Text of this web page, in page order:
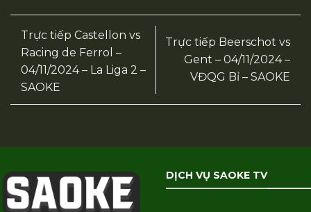
Trực tiếp Castellon vs
Racing de Ferrol –
04/11/2024 – La Liga 2 –
SAOKE
Trực tiếp Beerschot vs
Gent – 04/11/2024 –
VĐQG Bỉ – SAOKE
DỊCH VỤ SAOKE TV